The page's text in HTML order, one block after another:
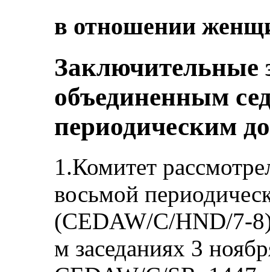
в отношении
Заключительные
объединенным
периодическим
1.Комитет
восьмой
(CEDAW/C/HND/7-
м заседаниях 3